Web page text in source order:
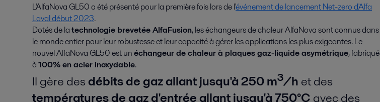
L'AlfaNova GL50 a été présenté pour la première fois lors de l'événement de lancement Net-zero d'Alfa
Laval début 2023.
Dotés de latechnologie brevetée AlfaFusion, les échangeurs de chaleur AlfaNova sont connus dans
le monde entier pour leur robustesse et leur capacité à gérer les applications les plus exigeantes. Le
nouvel AlfaNova GL50 est unéchangeur de chaleur à plaques gaz-liquide asymétrique, fabriqué
à100% en acier inoxydable.
Il gère desdébits de gaz allant jusqu'à 250 m3/h et des
températures de gaz d'entrée allant jusqu'à 750°C avec des